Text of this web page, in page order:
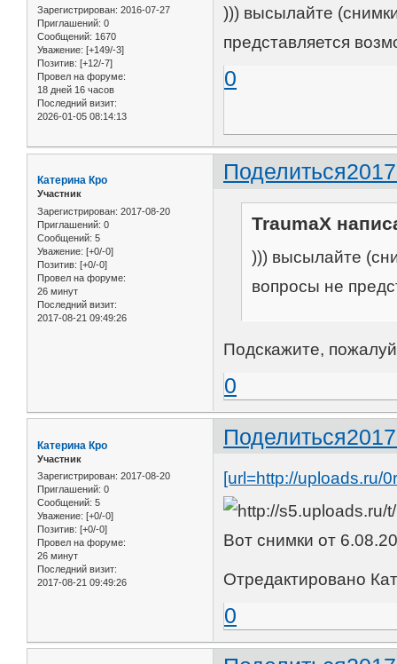
Зарегистрирован: 2016-07-27
Приглашений: 0
Сообщений: 1670
Уважение: [+149/-3]
Позитив: [+12/-7]
Провел на форуме:
18 дней 16 часов
Последний визит:
2026-01-05 08:14:13
))) высылайте
представляется
0
Поделиться
Катерина Кро
Участник
Зарегистрирован: 2017-08-20
Приглашений: 0
Сообщений: 5
Уважение: [+0/-0]
Позитив: [+0/-0]
Провел на форуме:
26 минут
Последний визит:
2017-08-21 09:49:26
TraumaX
))) высылайте
вопросы не
Подскажите,
0
Поделиться
Катерина Кро
Участник
Зарегистрирован: 2017-08-20
Приглашений: 0
Сообщений: 5
Уважение: [+0/-0]
Позитив: [+0/-0]
Провел на форуме:
26 минут
Последний визит:
2017-08-21 09:49:26
[url=http://uploads.ru/
Вот снимки от
Отредактировано
0